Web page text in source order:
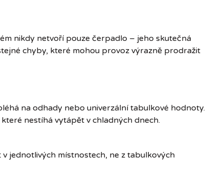
nikdy netvoří pouze čerpadlo – jeho skutečná
chyby, které mohou provoz výrazně prodražit
na odhady nebo univerzální tabulkové hodnoty.
nestíhá vytápět v chladných dnech.
jednotlivých místnostech, ne z tabulkových